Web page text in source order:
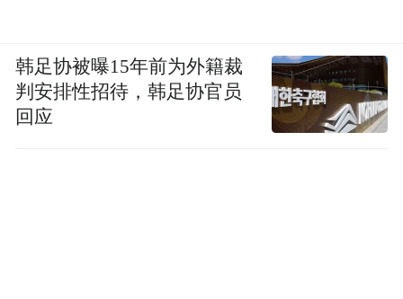
韩足协被曝15年前为外籍裁
判安排性招待，韩足协官员
回应